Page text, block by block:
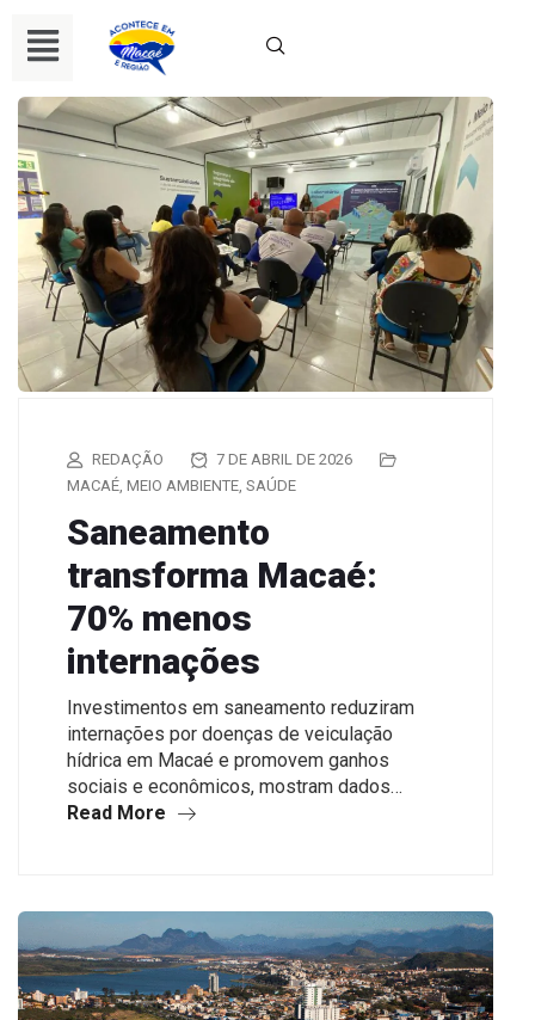
REDAÇÃO
7 DE ABRIL DE 2026
MACAÉ MEIO AMBIENTE SAÚDE
Saneamento
transforma Macaé:
70% menos
internações
Investimentos em saneamento reduziram
internações por doenças de veiculação
hídrica em Macaé e promovem ganhos
sociais e econômicos, mostram dados…
Read More